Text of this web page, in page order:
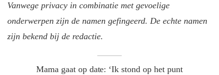
Vanwege privacy in combinatie met gevoelige
onderwerpen zijn de namen gefingeerd. De echte namen
zijn bekend bij de redactie.
Mama gaat op date: ‘Ik stond op het punt